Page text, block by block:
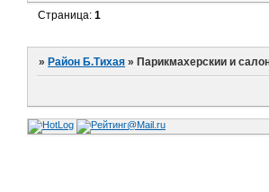
Страница:1
» Район Б.Тихая » Парикмахерскии и